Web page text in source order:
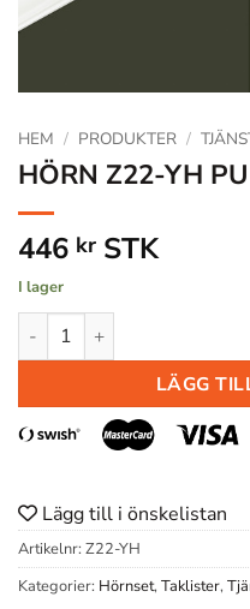
HEM / PRODUKTER /
HÖRN Z22-YH
446 kr STK
I lager
HÖRN Z22-YH PU
LÄGG
Lägg till i önskelistan
Artikelnr: Z22-YH
Kategorier: Hörnset, Taklister,